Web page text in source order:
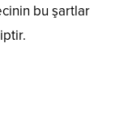
bu şartlar